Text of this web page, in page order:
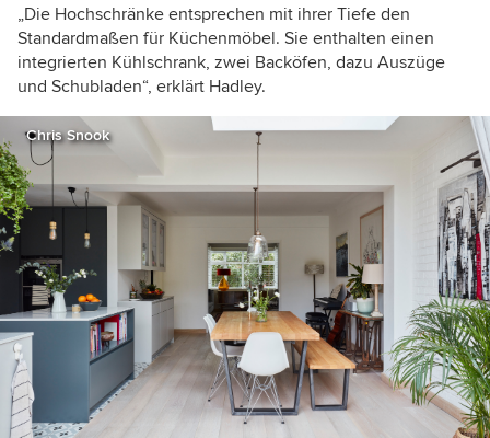
„Die Hochschränke entsprechen mit ihrer Tiefe den
Standardmaßen für Küchenmöbel. Sie enthalten einen
integrierten Kühlschrank, zwei Backöfen, dazu Auszüge
und Schubladen“, erklärt Hadley.
Chris Snook